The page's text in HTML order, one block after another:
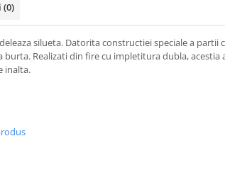
(0)
silueta. Datorita constructiei speciale a partii
burta. Realizati din fire cu impletitura dubla, acestia
inalta.